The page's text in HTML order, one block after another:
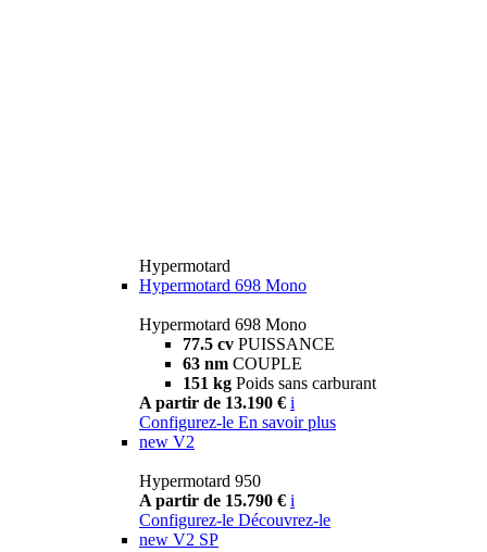
Hypermotard
Hypermotard 698 Mono
Hypermotard 698 Mono
77.5 cv PUISSANCE
63 nm COUPLE
151 kg Poids sans carburant
A partir de 13.190 € i
Configurez-le En savoir plus
new V2
Hypermotard 950
A partir de 15.790 € i
Configurez-le Découvrez-le
new V2 SP